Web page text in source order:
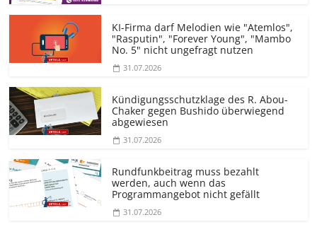
KI-Firma darf Melodien wie "Atemlos",
"Rasputin", "Forever Young", "Mambo
No. 5" nicht ungefragt nutzen
31.07.2026
Kündigungs­schutzklage des R. Abou-
Chaker gegen Bushido überwiegend
abgewiesen
31.07.2026
Rundfunkbeitrag muss bezahlt
werden, auch wenn das
Programmangebot nicht gefällt
31.07.2026